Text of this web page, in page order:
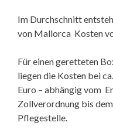
Im Durchschnitt
von Mallorca Kosten
Für einen geretteten
liegen die Kosten bei
Euro – abhängig vom
Zollverordnung bis
Pflegestelle.